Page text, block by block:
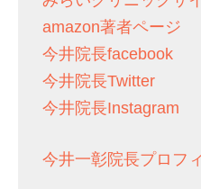
amazon著者ページ
今井院長facebook
今井院長Twitter
今井院長Instagram
今井一彰院長プロフ